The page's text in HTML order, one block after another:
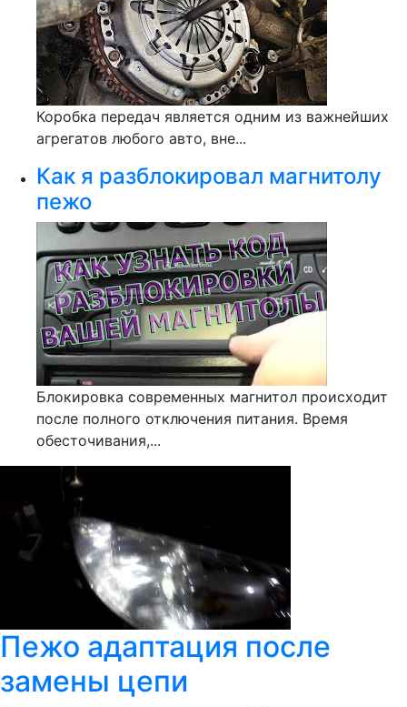
Коробка передач является одним из важнейших
агрегатов любого авто, вне...
Как я разблокировал магнитолу
пежо
Блокировка современных магнитол происходит
после полного отключения питания. Время
обесточивания,...
Пежо адаптация после
замены цепи